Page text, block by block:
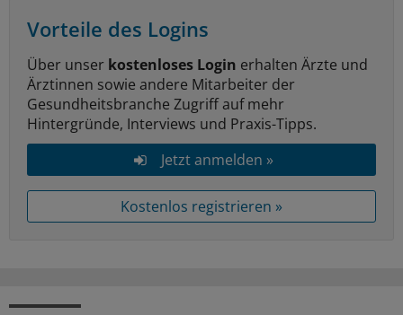
Vorteile des Logins
Über unser kostenloses Login erhalten Ärzte und
Ärztinnen sowie andere Mitarbeiter der
Gesundheitsbranche Zugriff auf mehr
Hintergründe, Interviews und Praxis-Tipps.
Jetzt anmelden »
Kostenlos registrieren »